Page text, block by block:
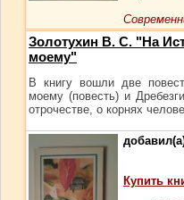
Золотухин В. С. "На
моему"
В книгу вошли две
моему (повесть) и
отрочестве, о корнях
Купить